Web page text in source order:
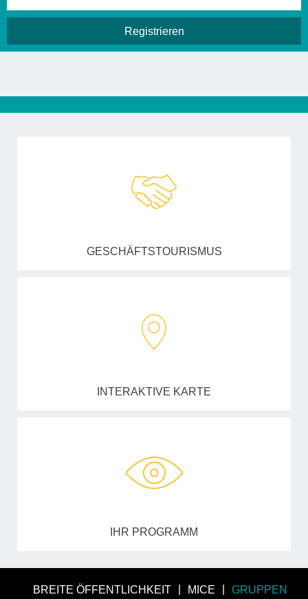
GESCHÄFTSTOURISMUS
INTERAKTIVE KARTE
IHR PROGRAMM
BREITE ÖFFENTLICHKEIT MICE GRUPPEN